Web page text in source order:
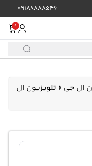
09188888546
0
ال جی » تلویزیون ال